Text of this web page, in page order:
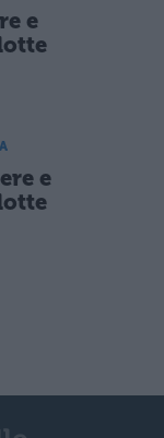
e
e